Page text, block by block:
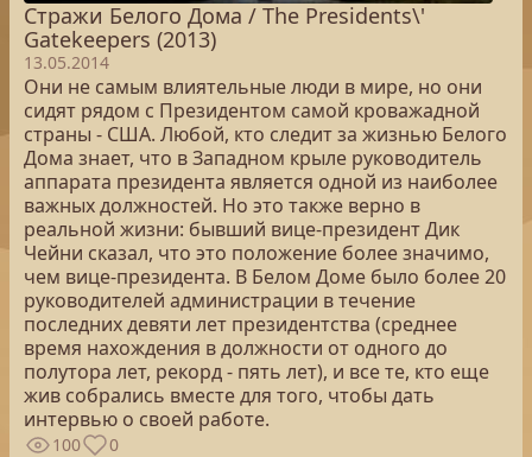
Стражи Белого Дома / The Presidents\'
Gatekeepers (2013)
13.05.2014
Они не самым влиятельные люди в мире, но они
сидят рядом с Президентом самой кроважадной
страны - США. Любой, кто следит за жизнью Белого
Дома знает, что в Западном крыле руководитель
аппарата президента является одной из наиболее
важных должностей. Но это также верно в
реальной жизни: бывший вице-президент Дик
Чейни сказал, что это положение более значимо,
чем вице-президента. В Белом Доме было более 20
руководителей администрации в течение
последних девяти лет президентства (среднее
время нахождения в должности от одного до
полутора лет, рекорд - пять лет), и все те, кто еще
жив собрались вместе для того, чтобы дать
интервью о своей работе.
100 0